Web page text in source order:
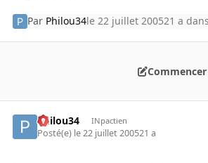
Par Philou34le 22 juillet 200521 a
Philou34 INpactien
Posté(e) le 22 juillet 200521 a